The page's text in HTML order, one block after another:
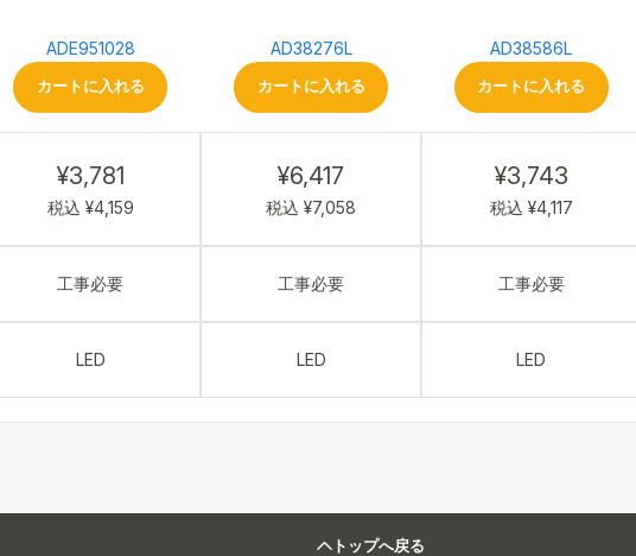
ADE951028
カートに入れる
¥3,781
税込 ¥4,159
工事必要
LED
AD38276L
カートに入れる
¥6,417
税込 ¥7,058
工事必要
LED
AD38586L
カートに入れる
¥3,743
税込 ¥4,117
工事必要
LED
トップへ戻る